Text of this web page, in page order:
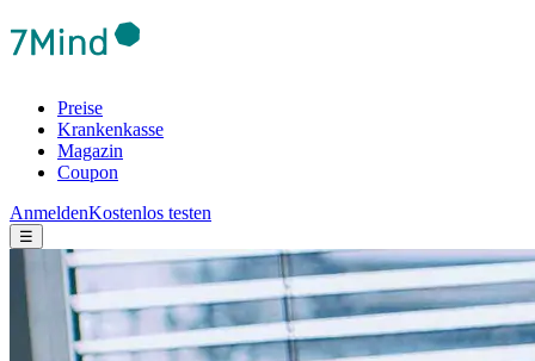
Preise
Krankenkasse
Magazin
Coupon
AnmeldenKostenlos testen
☰